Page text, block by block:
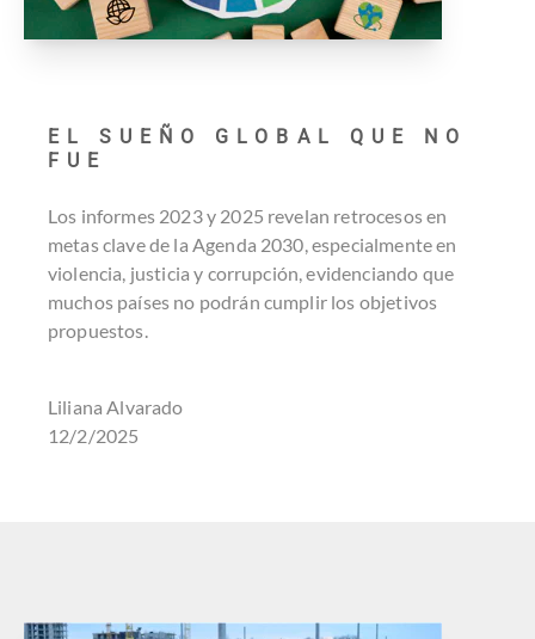
EL SUEÑO GLOBAL QUE NO
FUE
Los informes 2023 y 2025 revelan retrocesos en
metas clave de la Agenda 2030, especialmente en
violencia, justicia y corrupción, evidenciando que
muchos países no podrán cumplir los objetivos
propuestos.
Liliana Alvarado
12/2/2025